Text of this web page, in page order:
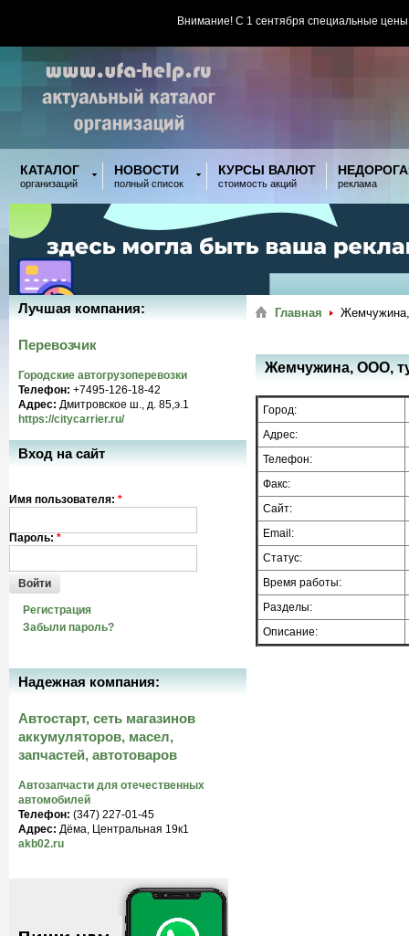
Внимание! С 1 сентября специальные
КАТАЛОГ
организаций
НОВОСТИ
полный список
КУРСЫ ВАЛЮТ
стоимость акций реклама
Главная Жемчужина,
Жемчужина, ООО,
Город:
Адрес:
Телефон:
Факс:
Сайт:
Email:
Статус:
Время работы:
Разделы:
Описание:
Лучшая компания:
Перевозчик
Городские автогрузоперевозки
Телефон: +7495-126-18-42
Адрес: Дмитровское ш., д. 85,э.1
https://citycarrier.ru/
Вход на сайт
Имя пользователя: *
Пароль: *
Войти
Регистрация
Забыли пароль?
Надежная компания:
Автостарт, сеть магазинов
аккумуляторов, масел,
запчастей, автотоваров
Автозапчасти для отечественных
автомобилей
Телефон: (347) 227-01-45
Адрес: Дёма, Центральная 19к1
akb02.ru